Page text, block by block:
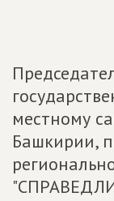
местному
Башкирии,